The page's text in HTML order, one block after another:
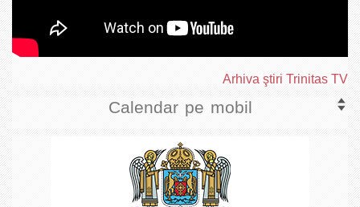
Arhiva ştiri Trinitas TV
Calendar pe mobil